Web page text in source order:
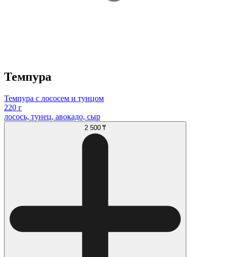
Темпура
Темпура с лососем и тунцом
220 г
лосось, тунец, авокадо, сыр
2 500 ₸